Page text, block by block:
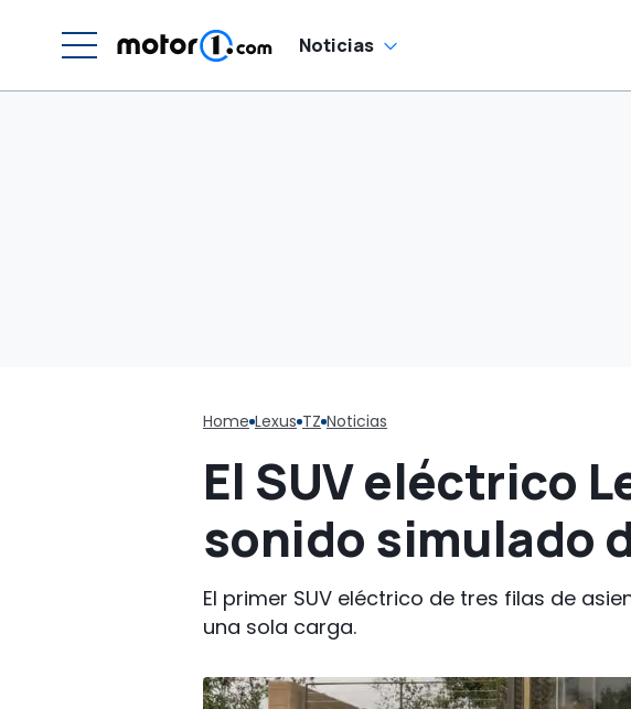
Noticias
Home Lexus TZ Noticias
El SUV eléctrico
sonido simulado
El primer SUV eléctrico de tres filas de
una sola carga.